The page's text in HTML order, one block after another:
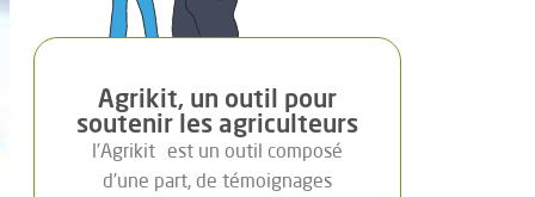
Agrikit, un outil pour
soutenir les agriculteurs
l’Agrikit est un outil composé
d’une part, de témoignages